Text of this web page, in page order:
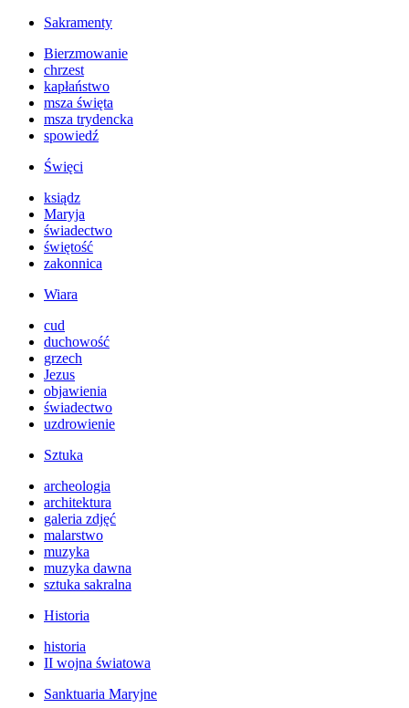
Sakramenty
Bierzmowanie
chrzest
kapłaństwo
msza święta
msza trydencka
spowiedź
Święci
ksiądz
Maryja
świadectwo
świętość
zakonnica
Wiara
cud
duchowość
grzech
Jezus
objawienia
świadectwo
uzdrowienie
Sztuka
archeologia
architektura
galeria zdjęć
malarstwo
muzyka
muzyka dawna
sztuka sakralna
Historia
historia
II wojna światowa
Sanktuaria Maryjne